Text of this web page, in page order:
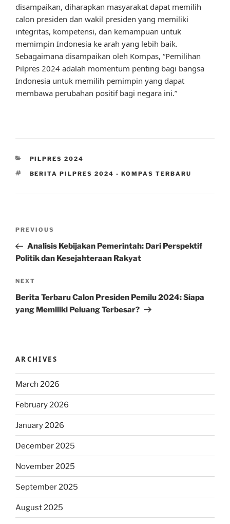
disampaikan, diharapkan masyarakat dapat memilih
calon presiden dan wakil presiden yang memiliki
integritas, kompetensi, dan kemampuan untuk
memimpin Indonesia ke arah yang lebih baik.
Sebagaimana disampaikan oleh Kompas, “Pemilihan
Pilpres 2024 adalah momentum penting bagi bangsa
Indonesia untuk memilih pemimpin yang dapat
membawa perubahan positif bagi negara ini.”
CATEGORIES
PILPRES 2024
TAGS
BERITA PILPRES 2024 - KOMPAS TERBARU
Previous
Post
PREVIOUS
Analisis Kebijakan Pemerintah: Dari Perspektif
Politik dan Kesejahteraan Rakyat
Next
Post
NEXT
Berita Terbaru Calon Presiden Pemilu 2024: Siapa
yang Memiliki Peluang Terbesar?
ARCHIVES
March 2026
February 2026
January 2026
December 2025
November 2025
September 2025
August 2025